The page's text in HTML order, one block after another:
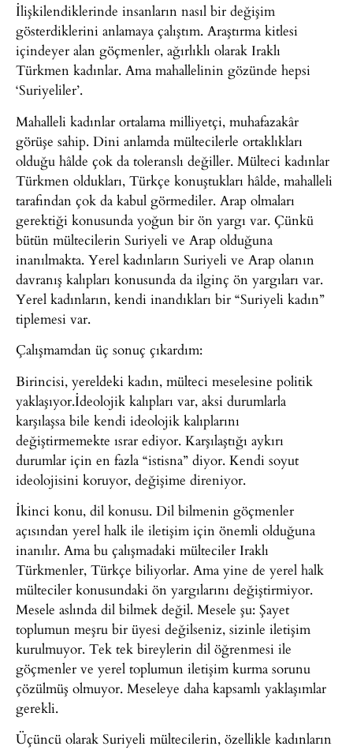
İlişkilendiklerinde insanların nasıl bir değişim
gösterdiklerini anlamaya çalıştım. Araştırma kitlesi
içindeyer alan göçmenler, ağırlıklı olarak Iraklı
Türkmen kadınlar. Ama mahallelinin gözünde hepsi
‘Suriyeliler’.
Mahalleli kadınlar ortalama milliyetçi, muhafazakâr
görüşe sahip. Dini anlamda mültecilerle ortaklıkları
olduğu hâlde çok da toleranslı değiller. Mülteci kadınlar
Türkmen oldukları, Türkçe konuştukları hâlde, mahalleli
tarafından çok da kabul görmediler. Arap olmaları
gerektiği konusunda yoğun bir ön yargı var. Çünkü
bütün mültecilerin Suriyeli ve Arap olduğuna
inanılmakta. Yerel kadınların Suriyeli ve Arap olanın
davranış kalıpları konusunda da ilginç ön yargıları var.
Yerel kadınların, kendi inandıkları bir “Suriyeli kadın”
tiplemesi var.
Çalışmamdan üç sonuç çıkardım:
Birincisi, yereldeki kadın, mülteci meselesine politik
yaklaşıyor.İdeolojik kalıpları var, aksi durumlarla
karşılaşsa bile kendi ideolojik kalıplarını
değiştirmemekte ısrar ediyor. Karşılaştığı aykırı
durumlar için en fazla “istisna” diyor. Kendi soyut
ideolojisini koruyor, değişime direniyor.
İkinci konu, dil konusu. Dil bilmenin göçmenler
açısından yerel halk ile iletişim için önemli olduğuna
inanılır. Ama bu çalışmadaki mülteciler Iraklı
Türkmenler, Türkçe biliyorlar. Ama yine de yerel halk
mülteciler konusundaki ön yargılarını değiştirmiyor.
Mesele aslında dil bilmek değil. Mesele şu: Şayet
toplumun meşru bir üyesi değilseniz, sizinle iletişim
kurulmuyor. Tek tek bireylerin dil öğrenmesi ile
göçmenler ve yerel toplumun iletişim kurma sorunu
çözülmüş olmuyor. Meseleye daha kapsamlı yaklaşımlar
gerekli.
Üçüncü olarak Suriyeli mültecilerin, özellikle kadınların